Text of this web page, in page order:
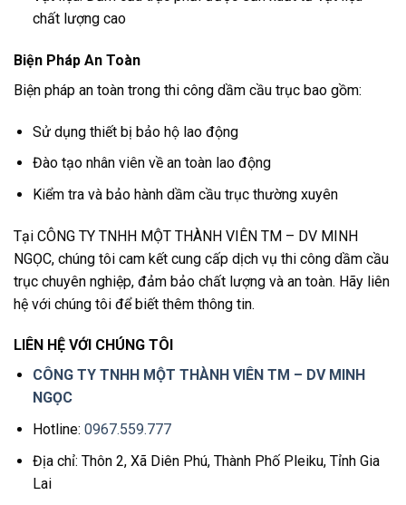
chất lượng cao
Biện Pháp An Toàn
Biện pháp an toàn trong thi công dầm cầu trục bao gồm:
Sử dụng thiết bị bảo hộ lao động
Đào tạo nhân viên về an toàn lao động
Kiểm tra và bảo hành dầm cầu trục thường xuyên
Tại CÔNG TY TNHH MỘT THÀNH VIÊN TM – DV MINH
NGỌC, chúng tôi cam kết cung cấp dịch vụ thi công dầm cầu
trục chuyên nghiệp, đảm bảo chất lượng và an toàn. Hãy liên
hệ với chúng tôi để biết thêm thông tin.
LIÊN HỆ VỚI CHÚNG TÔI
CÔNG TY TNHH MỘT THÀNH VIÊN TM – DV MINH
NGỌC
Hotline: 0967.559.777
Địa chỉ: Thôn 2, Xã Diên Phú, Thành Phố Pleiku, Tỉnh Gia
Lai